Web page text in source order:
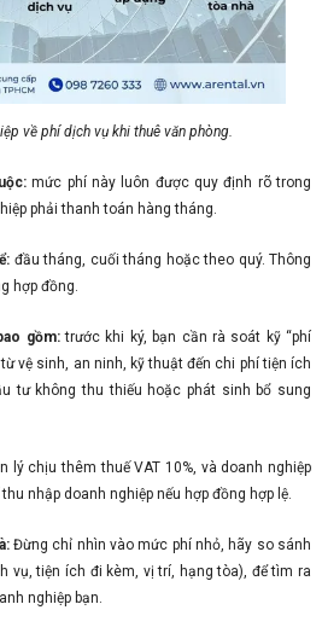
về phí dịch vụ khi thuê văn phòng.
mức phí này luôn được quy định rõ trong
phải thanh toán hàng tháng.
đầu tháng, cuối tháng hoặc theo quý. Thông
hợp đồng.
gồm:trước khi ký, bạn cần rà soát kỹ “phí
vệ sinh, an ninh, kỹ thuật đến chi phí tiện ích
tư không thu thiếu hoặc phát sinh bổ sung
lý chịu thêm thuế VAT 10%, và doanh nghiệp
nhập doanh nghiệp nếu hợp đồng hợp lệ.
Đừng chỉ nhìn vào mức phí nhỏ, hãy so sánh
vụ, tiện ích đi kèm, vị trí, hạng tòa), để tìm ra
nghiệp bạn.